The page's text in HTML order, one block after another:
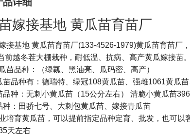
嫁接基地 黄瓜苗育苗厂
接基地 黄瓜苗育苗厂(133-4526-1979)黄瓜苗育苗厂
前越冬茬大棚栽种，耐低温、抗病、高产黄瓜嫁接苗。
苗品种：（绿瓤、黑油亮、瓜码密、高产）
苗品种有：德瑞特、绿冠108黄瓜苗、强雌1061黄瓜
品种：无刺小黄瓜苗（15公分左右） 清脆小黄瓜苗
种：田骄七号、大刺包黄瓜苗、嫁接青瓜苗
培育黄瓜苗，可以提前指定品种定育、批发，也可以
天左右